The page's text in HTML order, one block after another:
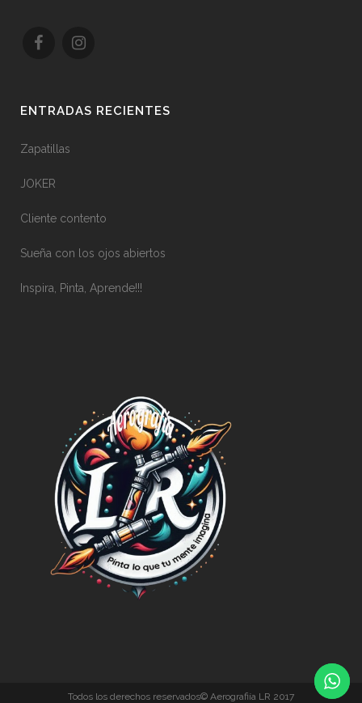
ENTRADAS RECIENTES
Zapatillas
JOKER
Cliente contento
Sueña con los ojos abiertos
Inspira, Pinta, Aprende!!!
Todos los derechos reservados© Aerografiía LR 2017